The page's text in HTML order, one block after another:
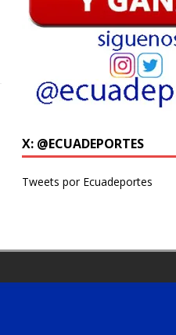
X: @ECUADEPORTES
Tweets por Ecuadeportes